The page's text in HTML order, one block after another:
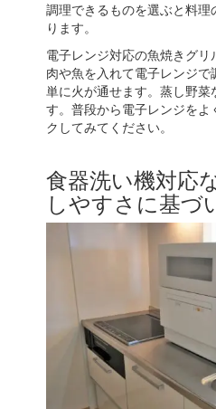
調理できるものを選ぶと料
ります。
電子レンジ対応の魚焼きグリ
肉や魚を入れて電子レンジで
単に火が通せます。蒸し野菜
す。普段から電子レンジをよ
クしてみてください。
食器洗い機対応
しやすさに基づ